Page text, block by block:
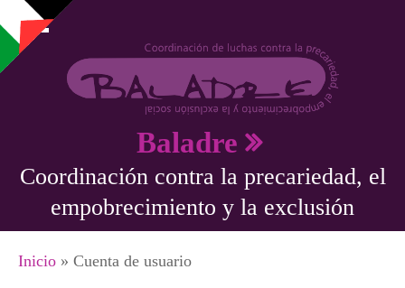
Pasar al contenido principal
Baladre
Coordinación contra la precariedad, el
empobrecimiento y la exclusión
Se encuentra usted aquí
Inicio » Cuenta de usuario